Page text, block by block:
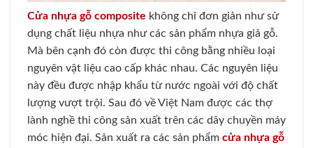
Cửa nhựa gỗ composite không chỉ đơn giản như sử
dụng chất liệu nhựa như các sản phẩm nhựa giả gỗ.
Mà bên cạnh đó còn được thi công bằng nhiều loại
nguyên vật liệu cao cấp khác nhau. Các nguyên liệu
này đều được nhập khẩu từ nước ngoài với độ chất
lượng vượt trội. Sau đó về Việt Nam được các thợ
lành nghề thi công sản xuất trên các dây chuyền máy
móc hiện đại. Sản xuất ra các sản phẩm cửa nhựa gỗ